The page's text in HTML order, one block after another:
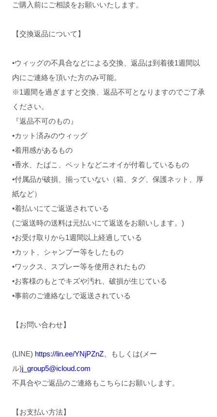
ご購入前にご相談をお願いいたします。
【交換返品について】
•ウィッグの不具合などによる交換、返品は到着後1週間以
内にご連絡を頂いた方のみ可能。
※1週間を過ぎますと交換、返品不可となりますのでご了承
ください。
『返品不可のもの』
•カット済みのウィッグ
•着用感があるもの
•香水、たばこ、ペットなどニオイが付着しているもの
•付属品が破損、揃っていない（箱、タグ、保護ネット、厚
紙など）
•着払いにてご返送されている
(ご返送時の送料は元払いにて返送をお願いします。)
•お受け取りから1週間以上経過している
•カット、シャンプー等をしたもの
•ワックス、スプレー等を使用されたもの
•お客様のもとでキズや汚れ、破損が生じている
•事前のご連絡なしで返送されている
【お問い合わせ】
(LINE) https://lin.ee/YNjPZnZ、もしくは(メー
ル)j_group5@icloud.com
不具合やご返品のご連絡もこちらにお願いします。
【お支払い方法】